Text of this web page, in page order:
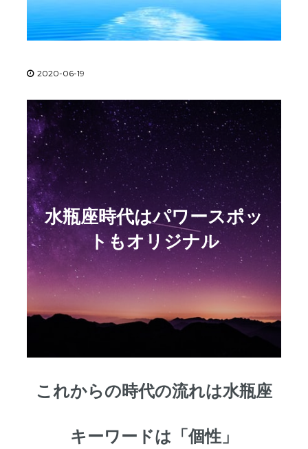
2020-06-19
水瓶座時代はパワースポッ
トもオリジナル
これからの時代の流れは水瓶座
キーワードは「個性」